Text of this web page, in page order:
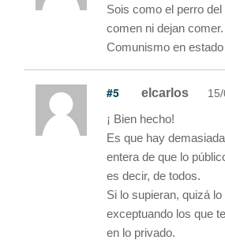
Sois como el perro
comen ni dejan comer.
Comunismo en estado
#5 elcarlos
¡ Bien hecho!
Es que hay
entera de que lo
es decir, de todos.
Si lo supieran, quizá lo
exceptuando los que
en lo privado.